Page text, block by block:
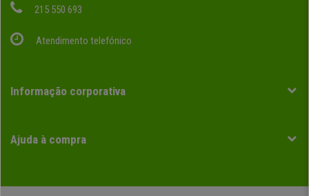
215 550 693
Atendimento telefónico
Informação corporativa
Ajuda à compra